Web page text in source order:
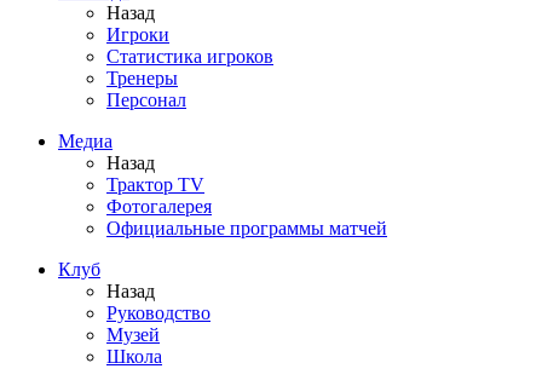
Назад
Игроки
Статистика игроков
Тренеры
Персонал
Медиа
Назад
Трактор TV
Фотогалерея
Официальные программы матчей
Клуб
Назад
Руководство
Музей
Школа